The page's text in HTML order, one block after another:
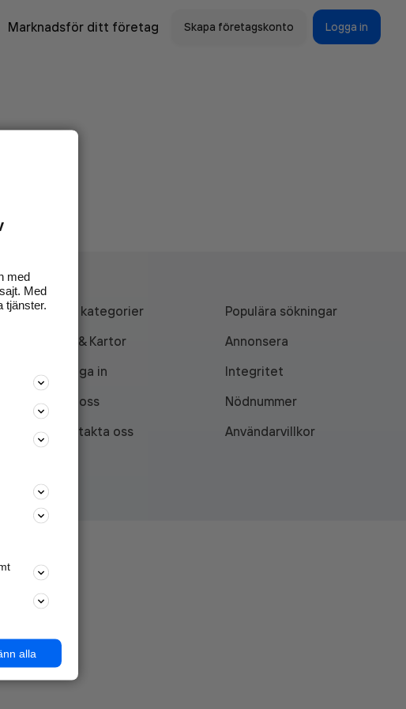
Marknadsför ditt företag Skapa företagskonto Logga in
Alla kategorier
Populära sökningar
API & Kartor
Annonsera
Logga in
Integritet
Om oss
Nödnummer
Kontakta oss
Användarvillkor
med
Med
tjänster.
alla